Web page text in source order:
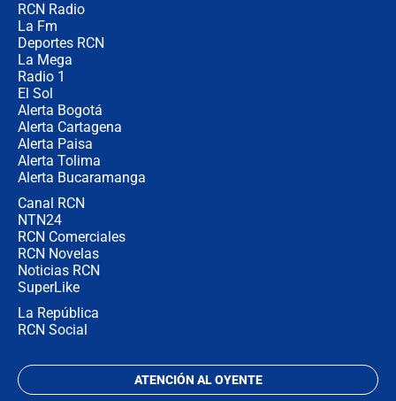
RCN Radio
La Fm
Deportes RCN
La Mega
Radio 1
El Sol
Alerta Bogotá
Alerta Cartagena
Alerta Paisa
Alerta Tolima
Alerta Bucaramanga
Canal RCN
NTN24
RCN Comerciales
RCN Novelas
Noticias RCN
SuperLike
La República
RCN Social
ATENCIÓN AL OYENTE